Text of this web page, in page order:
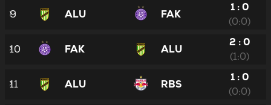
9 ALU FAK
1 : 0
(0:0)
10 FAK ALU
2 : 0
(1:0)
11 ALU RBS
1 : 0
(0:0)